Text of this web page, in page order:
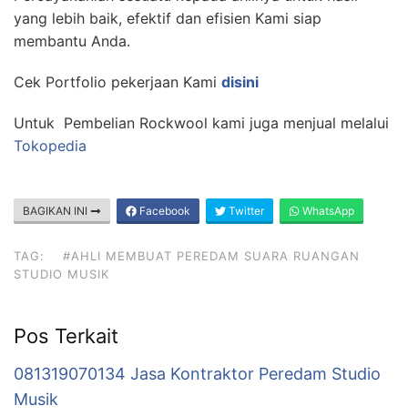
yang lebih baik, efektif dan efisien Kami siap
membantu Anda.
Cek Portfolio pekerjaan Kami disini
Untuk Pembelian Rockwool kami juga menjual melalui
Tokopedia
BAGIKAN INI Facebook Twitter WhatsApp
TAG:
#AHLI MEMBUAT PEREDAM SUARA RUANGAN
STUDIO MUSIK
Pos Terkait
081319070134 Jasa Kontraktor Peredam Studio
Musik